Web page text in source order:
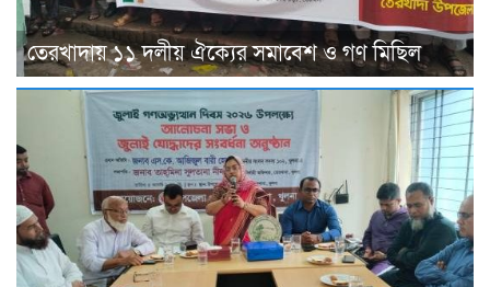
তেরখাদায় ১১ দলীয় ঐক্যের সমাবেশ ও গণ মিছিল